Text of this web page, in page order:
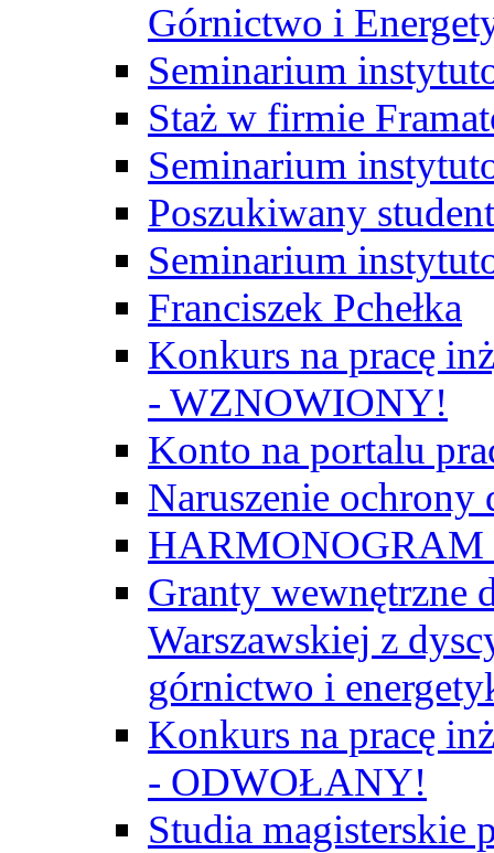
Górnictwo i
Seminarium
Staż w firmie
Seminarium
Poszukiwany
Seminarium
Franciszek Pchełka
Konkurs na pracę
- WZNOWIONY!
Konto na portalu
Naruszenie ochrony
Granty wewnętrzne
Warszawskiej z
górnictwo i
Konkurs na pracę
- ODWOŁANY!
Studia magisterskie